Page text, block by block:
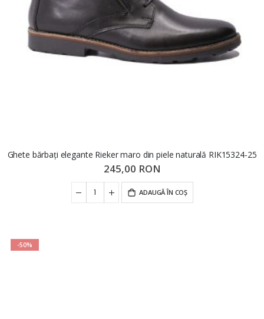
Ghete bărbați elegante Rieker maro din piele naturală RIK15324-25
245,00 RON
ADAUGĂ ÎN COȘ
-50%